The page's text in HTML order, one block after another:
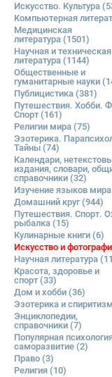
Искусство. Культура
Компьютерная
Медицинская
литература (1501)
Научная и техническая
литература (1144)
Общественные и
гуманитарные науки
Публицистика (381)
Путешествия. Хобби.
Спорт(161)
Религии мира (75)
Эзотерика.
Тайны (74)
Календари,
издания, словари,
справочники (32)
Изучение языков мира
Домашний круг(944)
Путешествия. Спорт.
рыбалка (15)
Кулинарные книги (6)
Искусство и
Научная литература
Красота, здоровье и
спорт(33)
Дом и хобби (36)
Эзотерика и спиритизм
Энциклопедии,
справочники (7)
Популярная
саморазвитие (2)
Право (3)
Религия (10)